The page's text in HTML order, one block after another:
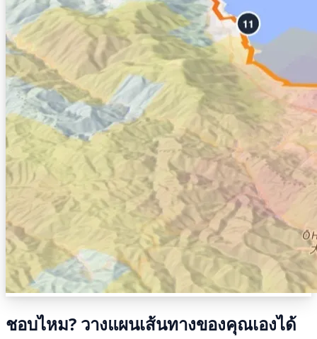
ชอบไหม? วางแผนเส้นทางของคุณเองได้